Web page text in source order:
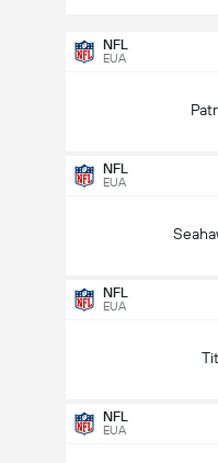
NFL
EUA
NFL
EUA
NFL
EUA
NFL
EUA
Titans
Quem